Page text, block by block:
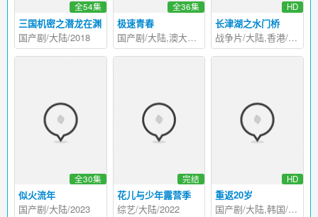
三国机密之潜龙在渊
全54集
国产剧/大陆/2018
极速青春
全36集
国产剧/大陆,澳大利亚/2018
长津湖之水门桥
HD
战争片/大陆,香港/2022
似火流年
全30集
国产剧/大陆/2023
花儿与少年露营季
完结
综艺/大陆/2022
重返20岁
HD
国产剧/大陆,韩国/2015